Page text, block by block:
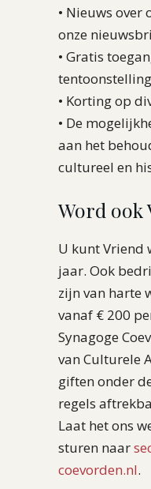
• Nieuws over
onze
• Gratis
• Korting op
• De
aan het
cultureel en
Word ook
U kunt Vriend
jaar. Ook
zijn van harte
vanaf € 200
Synagoge
van Culturele
giften onder
regels
Laat het ons
sturen naar
coevorden.nl.